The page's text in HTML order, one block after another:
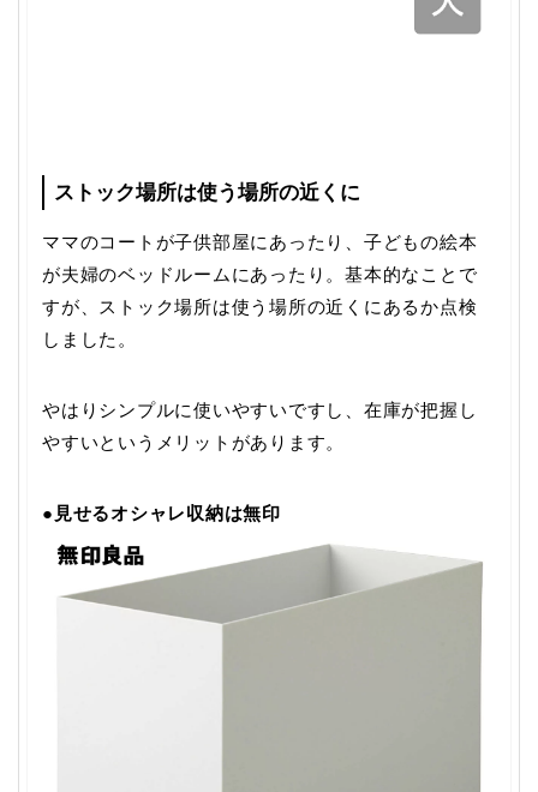
ストック場所は使う場所の近くに
ママのコートが子供部屋にあったり、子どもの絵本
が夫婦のベッドルームにあったり。基本的なことで
すが、ストック場所は使う場所の近くにあるか点検
しました。
やはりシンプルに使いやすいですし、在庫が把握し
やすいというメリットがあります。
● 見せるオシャレ収納は無印